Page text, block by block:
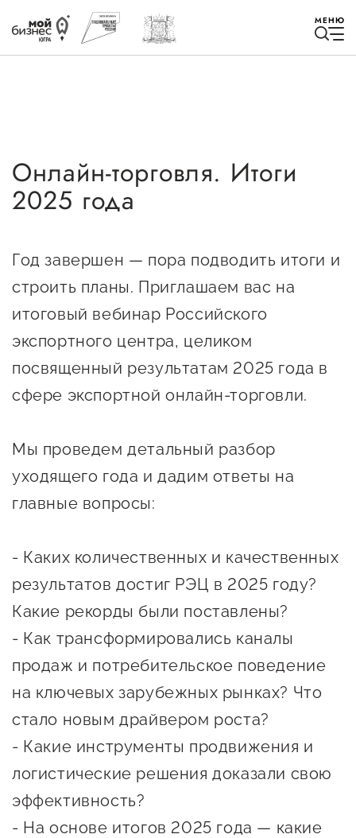
МЕНЮ
Избранное
Быть в курсе
Истории успеха
Мероприятия
Онлайн-витрина продукции
Социальные сети "Мой
Меры поддержки
Навигатор по мерам
Имущественная поддержка
Консультационная поддержка
Образовательная поддержка
Поддержка креативного и
предпринимательства
предпринимателей
Поддержка экспортеров
Онлайн-торговля. Итоги
2025 года
Год завершен — пора подводить итоги и
строить планы. Приглашаем вас на
итоговый вебинар Российского
экспортного центра, целиком
посвященный результатам 2025 года в
сфере экспортной онлайн-торговли.
Мы проведем детальный разбор
уходящего года и дадим ответы на
главные вопросы:
- Каких количественных и качественных
результатов достиг РЭЦ в 2025 году?
Какие рекорды были поставлены?
- Как трансформировались каналы
продаж и потребительское поведение
на ключевых зарубежных рынках? Что
стало новым драйвером роста?
- Какие инструменты продвижения и
логистические решения доказали свою
эффективность?
- На основе итогов 2025 года — какие